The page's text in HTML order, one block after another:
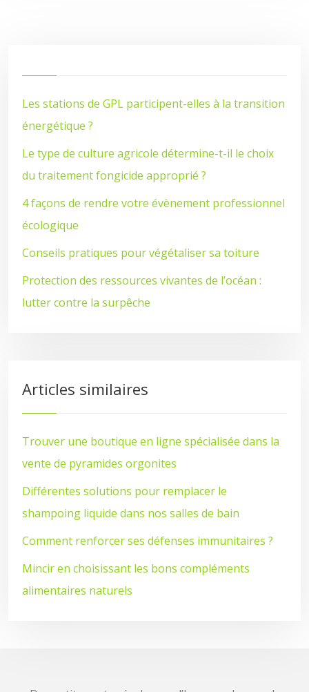
Les stations de GPL participent-elles à la transition
énergétique ?
Le type de culture agricole détermine-t-il le choix
du traitement fongicide approprié ?
4 façons de rendre votre évènement professionnel
écologique
Conseils pratiques pour végétaliser sa toiture
Protection des ressources vivantes de l’océan :
lutter contre la surpêche
Articles similaires
Trouver une boutique en ligne spécialisée dans la
vente de pyramides orgonites
Différentes solutions pour remplacer le
shampoing liquide dans nos salles de bain
Comment renforcer ses défenses immunitaires ?
Mincir en choisissant les bons compléments
alimentaires naturels